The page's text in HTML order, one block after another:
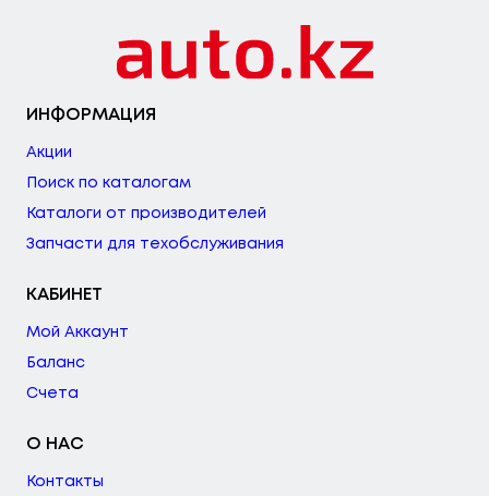
ИНФОРМАЦИЯ
Акции
Поиск по каталогам
Каталоги от производителей
Запчасти для техобслуживания
КАБИНЕТ
Мой Аккаунт
Баланс
Счета
О НАС
Контакты